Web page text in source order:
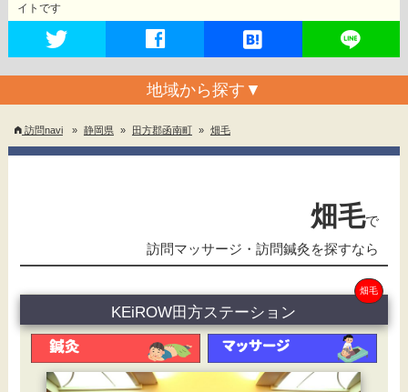
イトです
地域から探す ▼
訪問navi » 静岡県 » 田方郡函南町 » 畑毛
畑毛で
訪問マッサージ・訪問鍼灸を探すなら
畑毛
KEiROW田方ステーション